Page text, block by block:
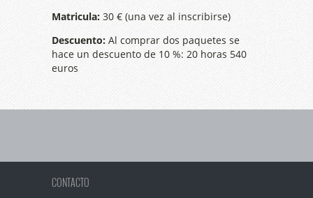
Matricula: 30 € (una vez al inscribirse)
Descuento: Al comprar dos paquetes se
hace un descuento de 10 %: 20 horas 540
euros
CONTACTO